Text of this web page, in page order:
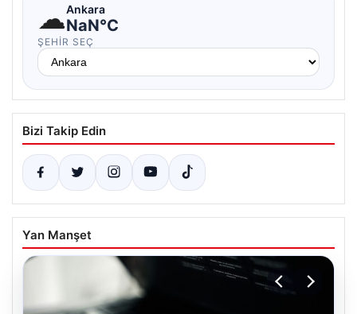
☁Ankara
NaN°C
ŞEHIR SEÇ
Bizi Takip Edin
Yan Manşet